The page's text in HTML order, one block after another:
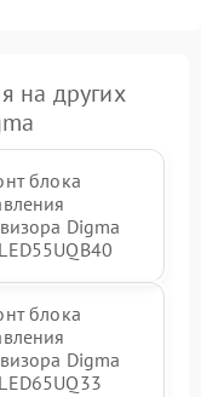
на других
блока
Digma
блока
Digma